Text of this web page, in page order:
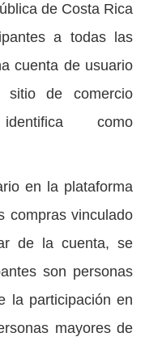
de Costa Rica
a todas las
cuenta de usuario
de comercio
como
en la plataforma
compras vinculado
de la cuenta, se
son personas
la participación en
mayores de